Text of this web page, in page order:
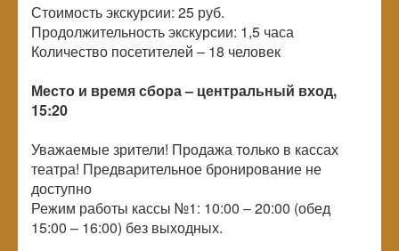
Стоимость экскурсии: 25 руб.
Продолжительность экскурсии: 1,5 часа
Количество посетителей – 18 человек
Место и время сбора – центральный вход,
15:20
Уважаемые зрители! Продажа только в кассах
театра! Предварительное бронирование не
доступно
Режим работы кассы №1: 10:00 – 20:00 (обед
15:00 – 16:00) без выходных.